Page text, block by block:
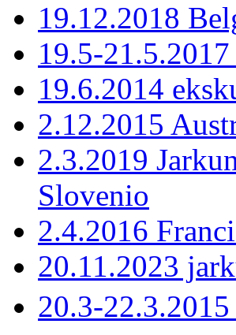
19.12.2018
19.5-
19.6.2014
2.12.2015
2.3.2019
Slovenio
2.4.2016
20.11.2023
20.3-